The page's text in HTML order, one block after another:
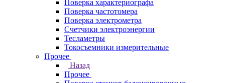
Поверка характериографа
Поверка частотомера
Поверка электрометра
Счетчики электроэнергии
Тесламетры
Токосъемники измерительные
Прочее
Назад
Прочее